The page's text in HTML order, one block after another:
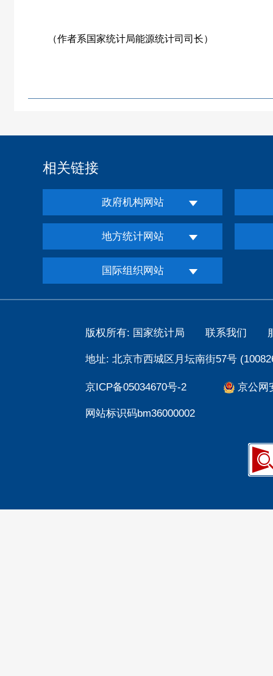
（作者系国家统计局能源统计司司长）
相关链接
政府机构网站
地方统计网站
国际组织网站
版权所有: 国家统计局 联系我们
地址: 北京市西城区月坛南街57号
京ICP备05034670号-2 京公网
网站标识码bm36000002